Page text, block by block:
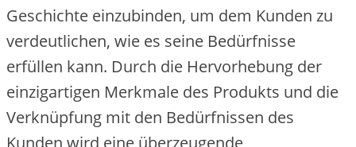
Geschichte einzubinden, um dem Kunden zu
verdeutlichen, wie es seine Bedürfnisse
erfüllen kann. Durch die Hervorhebung der
einzigartigen Merkmale des Produkts und die
Verknüpfung mit den Bedürfnissen des